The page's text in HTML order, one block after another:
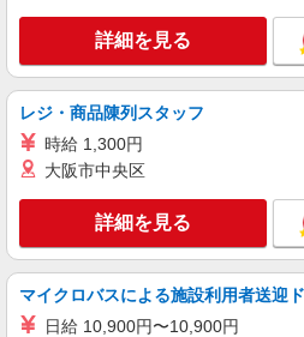
詳細を見る
レジ・商品陳列スタッフ
時給 1,300円
大阪市中央区
詳細を見る
マイクロバスによる施設利用者送迎
日給 10,900円〜10,900円